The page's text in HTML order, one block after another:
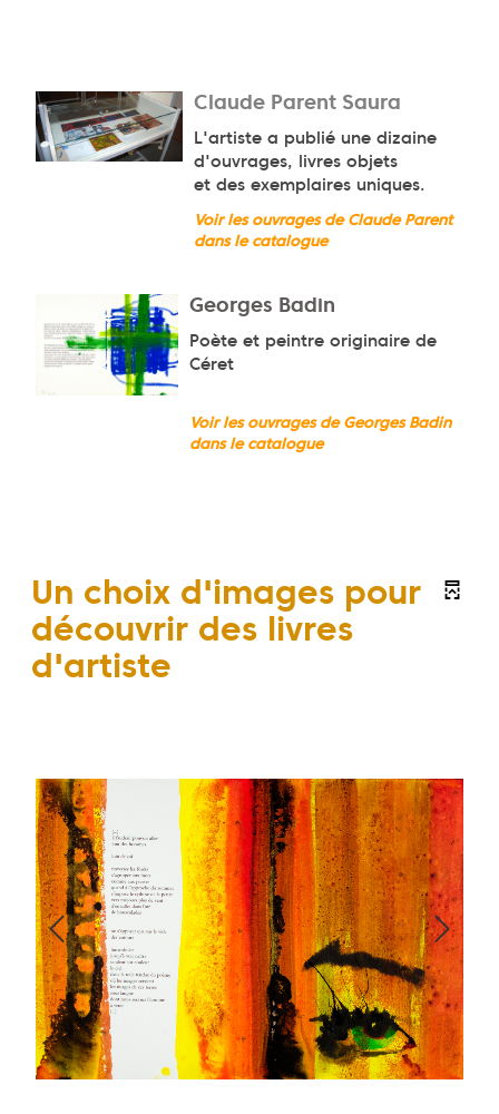
Claude Parent Saura
L'artiste a publié une dizaine
d'ouvrages, livres objets
et des exemplaires uniques.
Voir les ouvrages de Claude Parent
dans le catalogue
Georges Badin
Poète et peintre originaire de
Céret
Voir les ouvrages de Georges Badin
dans le catalogue
Un choix d'images pour
découvrir des livres
d'artiste